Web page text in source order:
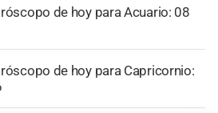
de hoy para Acuario: 08
de hoy para Capricornio: